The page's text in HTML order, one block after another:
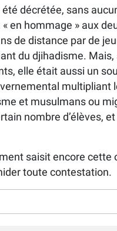
décrétée, sans
en hommage » aux
de distance par de
du djihadisme.
elle était aussi un
multipliant
et musulmans ou
nombre d’élèves,
saisit encore cette
toute contestation.